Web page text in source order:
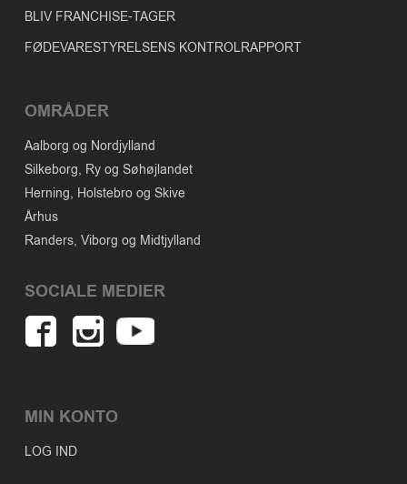
BLIV FRANCHISE-TAGER
FØDEVARESTYRELSENS KONTROLRAPPORT
OMRÅDER
Aalborg og Nordjylland
Silkeborg, Ry og Søhøjlandet
Herning, Holstebro og Skive
Århus
Randers, Viborg og Midtjylland
SOCIALE MEDIER
MIN KONTO
LOG IND